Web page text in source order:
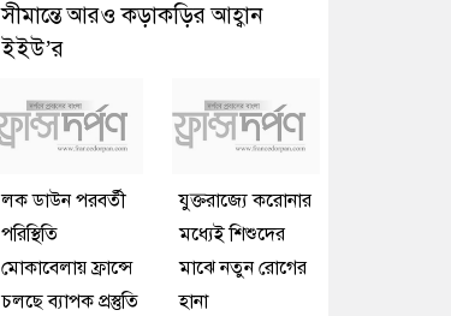
সীমান্তে আরও কড়াকড়ির আহ্বান
ইইউ’র
লক ডাউন পরবর্তী
পরিস্থিতি
মোকাবেলায় ফ্রান্সে
চলছে ব্যাপক প্রস্তুতি
যুক্তরাজ্যে করোনার
মধ্যেই শিশুদের
মাঝে নতুন রোগের
হানা